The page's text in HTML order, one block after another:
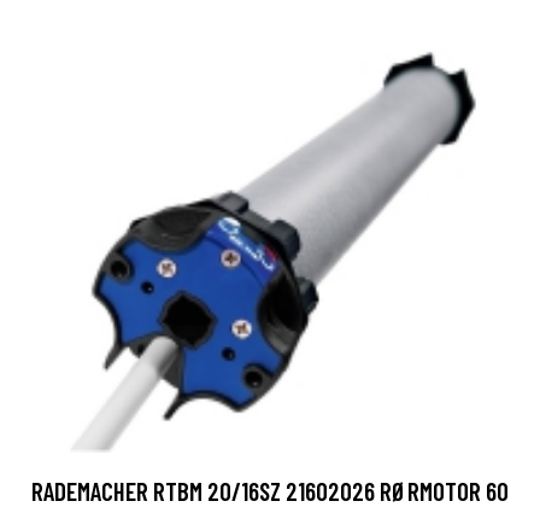
RADEMACHER RTBM 20/16SZ 21602026 RØRMOTOR 60